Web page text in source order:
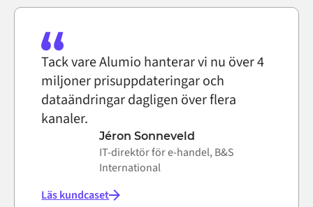
Tack vare Alumio hanterar vi nu över 4
miljoner prisuppdateringar och
dataändringar dagligen över flera
kanaler.
Jéron Sonneveld
IT-direktör för e-handel, B&S
International
Läs kundcaset